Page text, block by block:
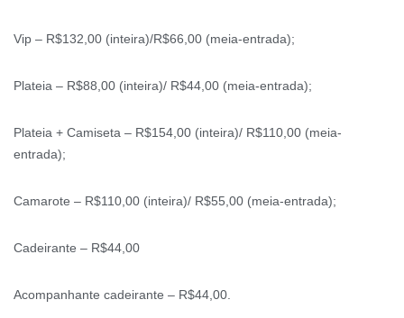
Vip – R$132,00 (inteira)/R$66,00 (meia-entrada);
Plateia – R$88,00 (inteira)/ R$44,00 (meia-entrada);
Plateia + Camiseta – R$154,00 (inteira)/ R$110,00 (meia-
entrada);
Camarote – R$110,00 (inteira)/ R$55,00 (meia-entrada);
Cadeirante – R$44,00
Acompanhante cadeirante – R$44,00.